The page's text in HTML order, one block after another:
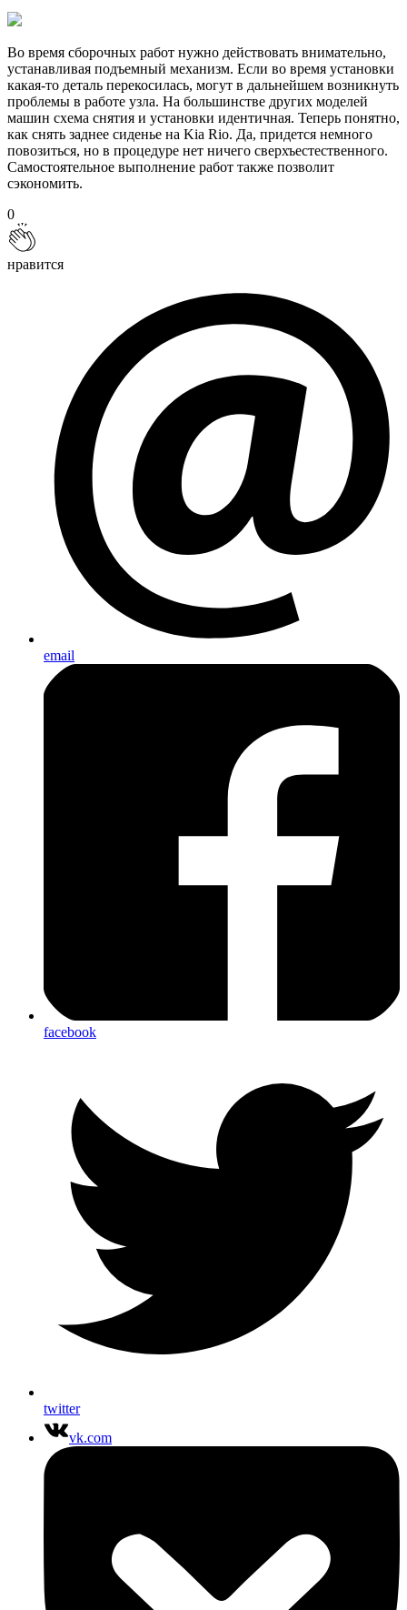
Во время сборочных работ нужно действовать внимательно,
устанавливая подъемный механизм. Если во время установки
какая-то деталь перекосилась, могут в дальнейшем возникнуть
проблемы в работе узла. На большинстве других моделей
машин схема снятия и установки идентичная. Теперь понятно,
как снять заднее сиденье на Kia Rio. Да, придется немного
повозиться, но в процедуре нет ничего сверхъестественного.
Самостоятельное выполнение работ также позволит
сэкономить.
0
нравится
email
facebook
twitter
vk.com